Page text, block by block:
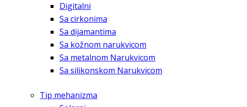
Digitalni
Sa cirkonima
Sa dijamantima
Sa kožnom narukvicom
Sa metalnom Narukvicom
Sa silikonskom Narukvicom
Tip mehanizma